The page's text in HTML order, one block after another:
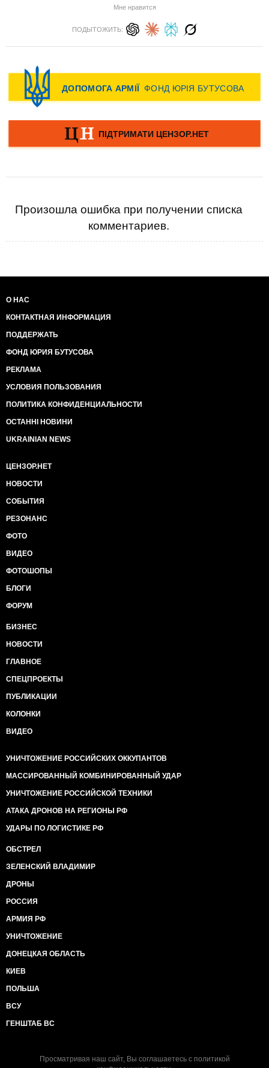
Мне нравится
ПОДЫТОЖИТЬ:
Произошла ошибка при получении списка
комментариев.
О НАС
КОНТАКТНАЯ ИНФОРМАЦИЯ
ПОДДЕРЖАТЬ
ФОНД ЮРИЯ БУТУСОВА
РЕКЛАМА
УСЛОВИЯ ПОЛЬЗОВАНИЯ
ПОЛИТИКА КОНФИДЕНЦИАЛЬНОСТИ
ОСТАННІ НОВИНИ
UKRAINIAN NEWS
ЦЕНЗОР.НЕТ
НОВОСТИ
СОБЫТИЯ
РЕЗОНАНС
ФОТО
ВИДЕО
ФОТОШОПЫ
БЛОГИ
ФОРУМ
БИЗНЕС
НОВОСТИ
ГЛАВНОЕ
СПЕЦПРОЕКТЫ
ПУБЛИКАЦИИ
КОЛОНКИ
ВИДЕО
УНИЧТОЖЕНИЕ РОССИЙСКИХ ОККУПАНТОВ
МАССИРОВАННЫЙ КОМБИНИРОВАННЫЙ УДАР
УНИЧТОЖЕНИЕ РОССИЙСКОЙ ТЕХНИКИ
АТАКА ДРОНОВ НА РЕГИОНЫ РФ
УДАРЫ ПО ЛОГИСТИКЕ РФ
ОБСТРЕЛ
ЗЕЛЕНСКИЙ ВЛАДИМИР
ДРОНЫ
РОССИЯ
АРМИЯ РФ
УНИЧТОЖЕНИЕ
ДОНЕЦКАЯ ОБЛАСТЬ
КИЕВ
ПОЛЬША
ВСУ
ГЕНШТАБ ВС
Просматривая наш сайт, Вы соглашаетесь с политикой